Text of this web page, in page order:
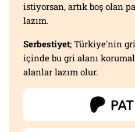
istiyorsan, artık boş olan
lazım.
Serbestiyet; Türkiye'nin
içinde bu gri alanı
alanlar lazım olur.